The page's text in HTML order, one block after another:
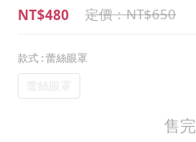
NT$650
NT$480
款式 : 蕾絲眼罩
蕾絲眼罩
售完